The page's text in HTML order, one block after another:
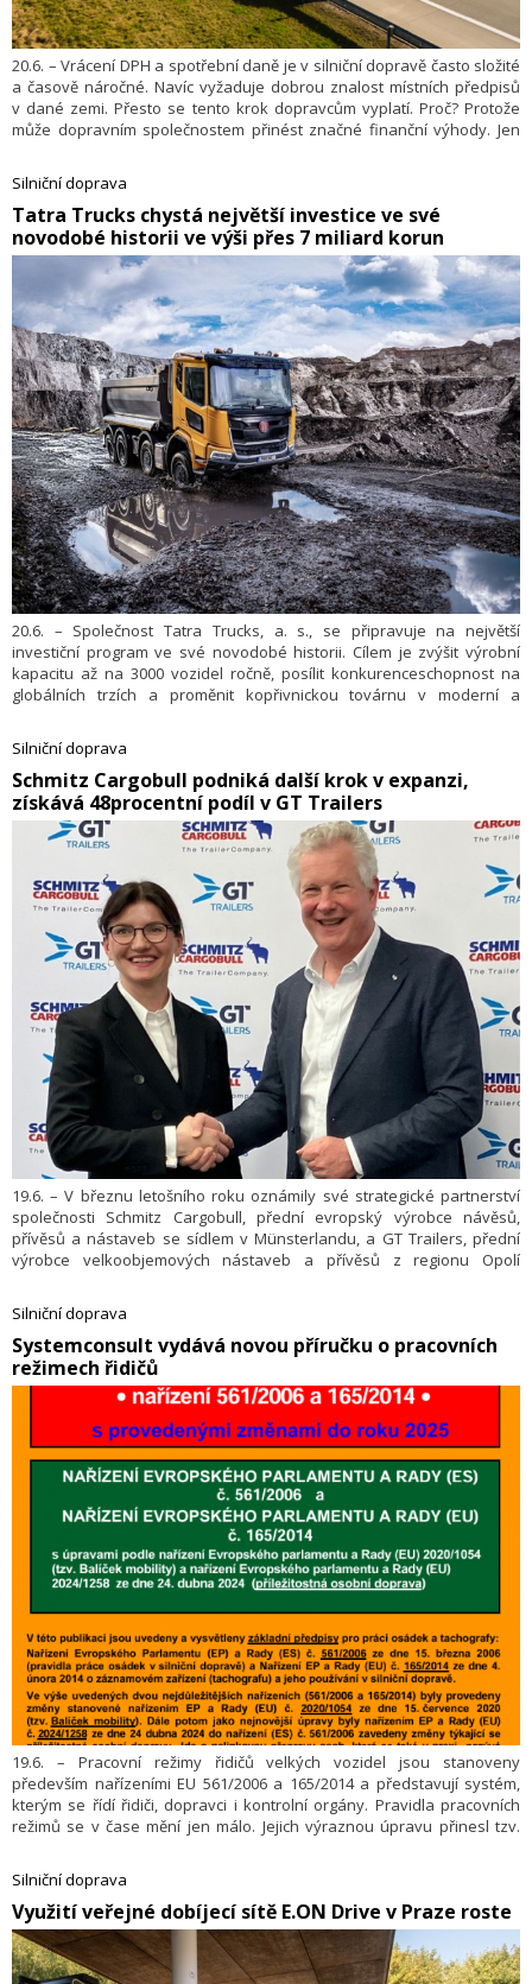
20.6. – Vrácení DPH a spotřební daně je v silniční dopravě často složité
a časově náročné. Navíc vyžaduje dobrou znalost místních předpisů
v dané zemi. Přesto se tento krok dopravcům vyplatí. Proč? Protože
může dopravním společnostem přinést značné finanční výhody. Jen
na litr paliva. Jako příklad lze uvést, že při nákupu 1 000 litrů nafty
v Belgii může dopravce ušetřit téměř 192 EUR z jednoho tankování. Kdo
má tedy na vrácení daní nárok a jak celý proces zvládnout co
nejefektivněji? Odpověď přináší Karolina Styrcz, odbornice ze skupiny
Eurowag.
Silniční doprava
​Tatra Trucks chystá největší investice ve své
novodobé historii ve výši přes 7 miliard korun
20.6. – Společnost Tatra Trucks, a. s., se připravuje na největší
investiční program ve své novodobé historii. Cílem je zvýšit výrobní
kapacitu až na 3000 vozidel ročně, posílit konkurenceschopnost na
globálních trzích a proměnit kopřivnickou továrnu v moderní a
kombinací bankovních úvěrů, státních dotací a navýšením základního
kapitálu, které má být projednáno na blížící se valné hromadě.
Silniční doprava
​Schmitz Cargobull podniká další krok v expanzi,
získává 48procentní podíl v GT Trailers
19.6. – V březnu letošního roku oznámily své strategické partnerství
společnosti Schmitz Cargobull, přední evropský výrobce návěsů,
přívěsů a nástaveb se sídlem v Münsterlandu, a GT Trailers, přední
výrobce velkoobjemových nástaveb a přívěsů z regionu Opolí
podíl společnosti Schmitz Cargobull AG ve společnosti GT Trailers.
S okamžitou platností obě společnosti spojí své silné stránky a
odborné znalosti v oblasti technologií, designu, výroby a prodeje
karoserií nákladních automobilů a přípojných vozidel s pozinkovaným
podvozkem.
Silniční doprava
​Systemconsult vydává novou příručku o pracovních
režimech řidičů
19.6. – Pracovní režimy řidičů velkých vozidel jsou stanoveny
především nařízeními EU 561/2006 a 165/2014 a představují systém,
kterým se řídí řidiči, dopravci i kontrolní orgány. Pravidla pracovních
režimů se v čase mění jen málo. Jejich výraznou úpravu přinesl tzv.
dopravci a řidiči provozující příležitostnou osobní dopravu.
Silniční doprava
​Využití veřejné dobíjecí sítě E.ON Drive v Praze roste